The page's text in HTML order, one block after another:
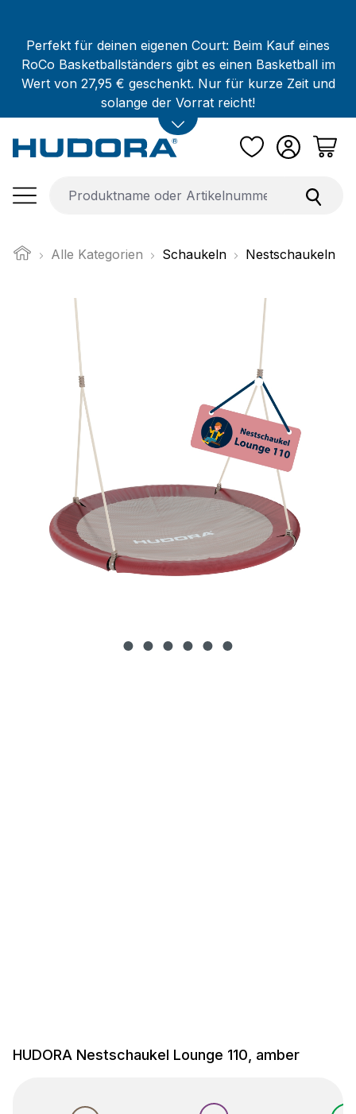
Perfekt für deinen eigenen Court: Beim Kauf eines
RoCo Basketballständers gibt es einen Basketball im
Wert von 27,95 € geschenkt. Nur für kurze Zeit und
solange der Vorrat reicht!
Alle Kategorien Schaukeln Nestschaukeln
Bildergalerie überspringen
HUDORA Nestschaukel Lounge 110, amber